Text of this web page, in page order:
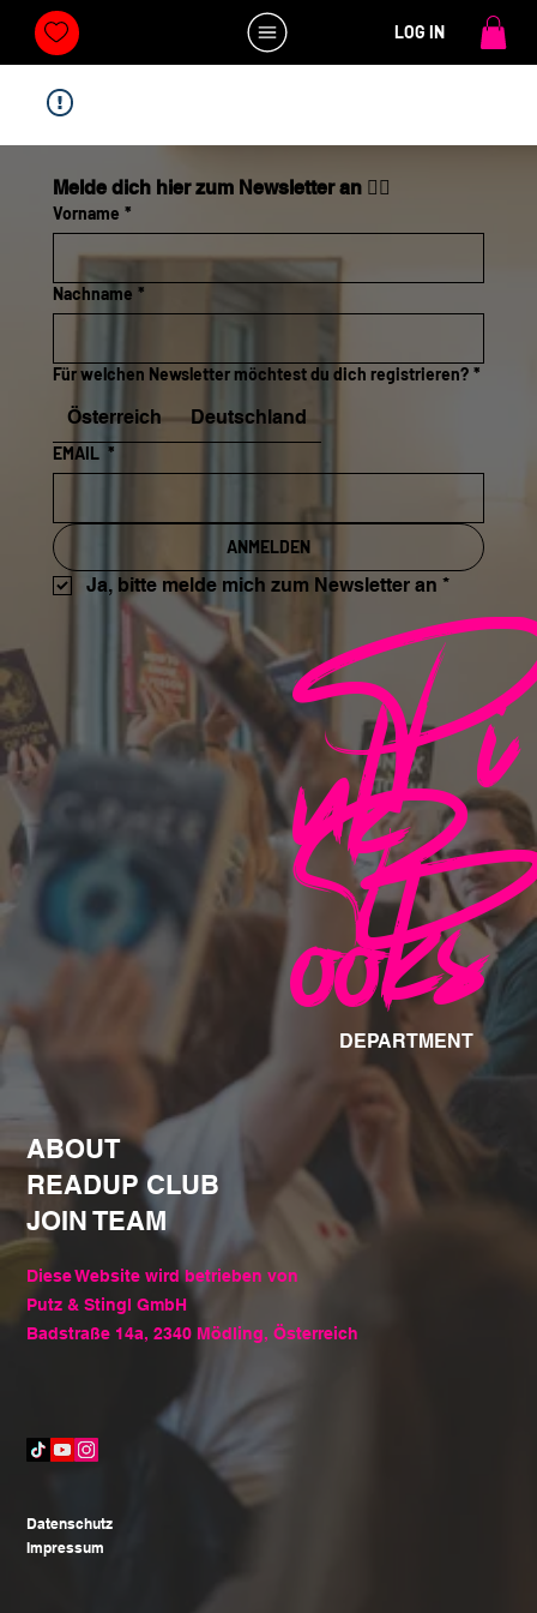
LOG IN
Pi
nk
B
ooks
DEPARTMENT
Melde dich hier zum Newsletter an 👇🏼
Vorname *
Nachname *
Für welchen Newsletter möchtest du dich registrieren? *
Österreich Deutschland
EMAIL *
ANMELDEN
Ja, bitte melde mich zum Newsletter an *
ABOUT
READUP CLUB
JOIN TEAM
Diese Website wird betrieben von
Putz & Stingl GmbH
Badstraße 14a, 2340 Mödling, Österreich
Datenschutz
Impressum